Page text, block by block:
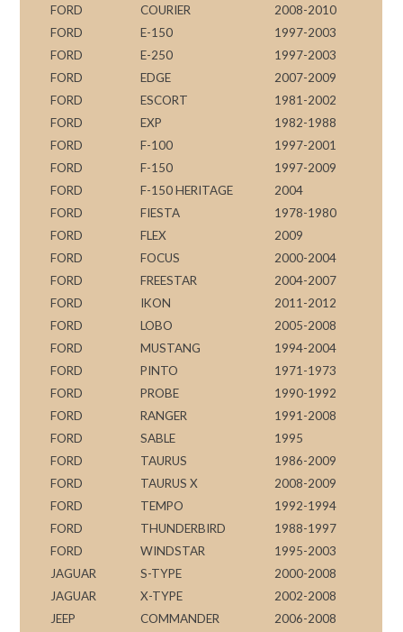
FORD
COURIER
2008-2010
FORD
E-150
1997-2003
FORD
E-250
1997-2003
FORD
EDGE
2007-2009
FORD
ESCORT
1981-2002
FORD
EXP
1982-1988
FORD
F-100
1997-2001
FORD
F-150
1997-2009
FORD
F-150 HERITAGE
2004
FORD
FIESTA
1978-1980
FORD
FLEX
2009
FORD
FOCUS
2000-2004
FORD
FREESTAR
2004-2007
FORD
IKON
2011-2012
FORD
LOBO
2005-2008
FORD
MUSTANG
1994-2004
FORD
PINTO
1971-1973
FORD
PROBE
1990-1992
FORD
RANGER
1991-2008
FORD
SABLE
1995
FORD
TAURUS
1986-2009
FORD
TAURUS X
2008-2009
FORD
TEMPO
1992-1994
FORD
THUNDERBIRD
1988-1997
FORD
WINDSTAR
1995-2003
JAGUAR
S-TYPE
2000-2008
JAGUAR
X-TYPE
2002-2008
JEEP
COMMANDER
2006-2008